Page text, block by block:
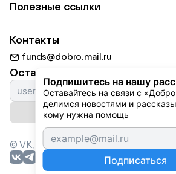
Подпишитесь на нашу
Оставайтесь на связи с
делимся новостями и
кому нужна помощь
Подписаться
Для НКО
Партнерам
Пожилым
Животным
Природе
Культуре
Фондам
Полезные ссылки
Добрый день
Истории
Автоплатежи
Контакты
funds@dobro.mail.ru
Оставайтесь с нами
Подписаться на
© VK, 2026г. Все права защищены.